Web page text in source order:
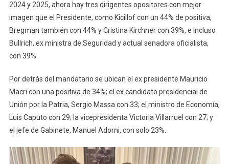
2024 y 2025, ahora hay tres dirigentes opositores con mejor
imagen que el Presidente, como Kicillof con un 44% de positiva,
Bregman también con 44% y Cristina Kirchner con 39%, e incluso
Bullrich, ex ministra de Seguridad y actual senadora oficialista,
con 39%
Por detrás del mandatario se ubican el ex presidente Mauricio
Macri con una positiva de 34%; el ex candidato presidencial de
Unión por la Patria, Sergio Massa con 33; el ministro de Economía,
Luis Caputo con 29; la vicepresidenta Victoria Villarruel con 27; y
el jefe de Gabinete, Manuel Adorni, con solo 23%.